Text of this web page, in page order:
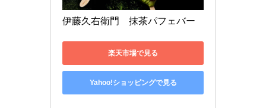
伊藤久右衛門　抹茶パフェバー
楽天市場で見る
Yahoo!ショッピングで見る